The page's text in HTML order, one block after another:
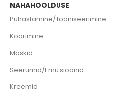
NAHAHOOLDUSE
Puhastamine/Tooniseerimine
Koorimine
Maskid
Seerumid/Emulsioonid
Kreemid